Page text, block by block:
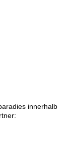
innerhalb